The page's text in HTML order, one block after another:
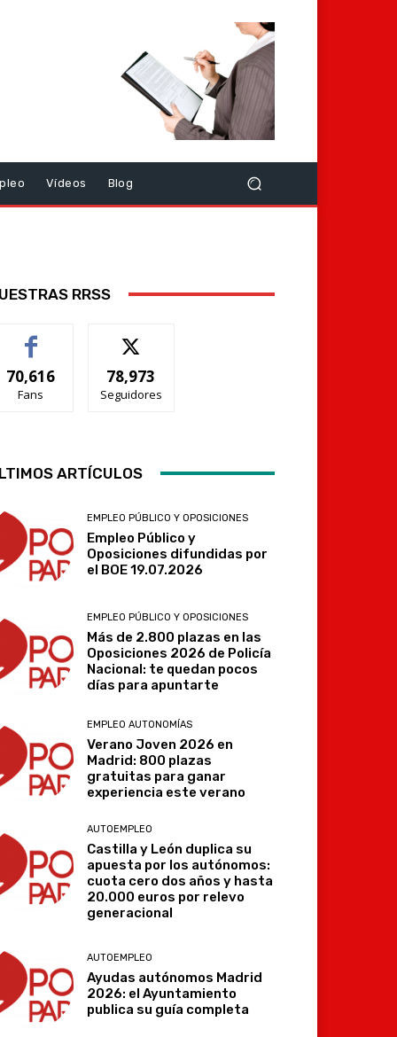
Vídeos Blog
RRSS
70,616
Fans
78,973
Seguidores
ARTÍCULOS
EMPLEO PÚBLICO Y OPOSICIONES
Empleo Público y
Oposiciones difundidas por
el BOE 19.07.2026
EMPLEO PÚBLICO Y OPOSICIONES
Más de 2.800 plazas en las
Oposiciones 2026 de Policía
Nacional: te quedan pocos
días para apuntarte
EMPLEO AUTONOMÍAS
Verano Joven 2026 en
Madrid: 800 plazas
gratuitas para ganar
experiencia este verano
AUTOEMPLEO
Castilla y León duplica su
apuesta por los autónomos:
cuota cero dos años y hasta
20.000 euros por relevo
generacional
AUTOEMPLEO
Ayudas autónomos Madrid
2026: el Ayuntamiento
publica su guía completa